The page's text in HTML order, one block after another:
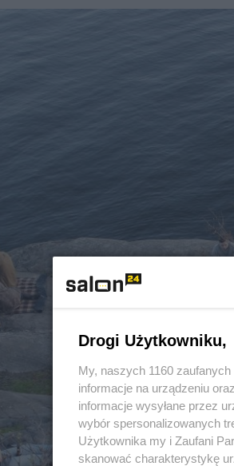
Drogi Użytkowniku,
My, naszych 1160
informacje na urządzeniu
informacje wysyłane przez
wybór spersonalizowanych
Użytkownika my i Zaufani
skanować charakterystykę